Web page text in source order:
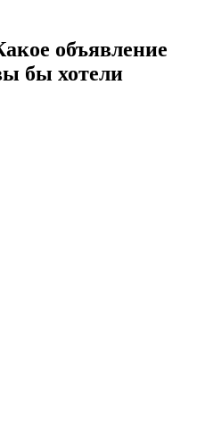
объявление
бы хотели